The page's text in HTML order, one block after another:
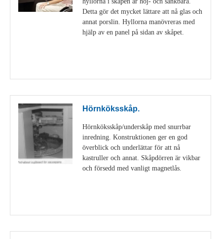
Detta gör det mycket lättare att nå glas och
annat porslin. Hyllorna manövreras med
hjälp av en panel på sidan av skåpet.
Hörnköksskåp.
Hörnköksskåp/underskåp med snurrbar
inredning. Konstruktionen ger en god
överblick och underlättar för att nå
kastruller och annat. Skåpdörren är vikbar
och försedd med vanligt magnetlås.